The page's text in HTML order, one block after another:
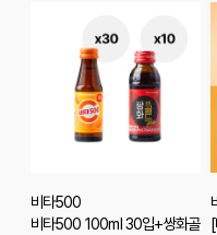
비타500
비타500 100ml 30입+쌍화골